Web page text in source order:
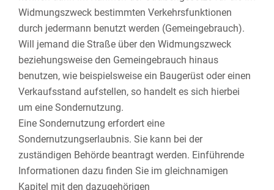
Widmungszweck bestimmten Verkehrsfunktionen
durch jedermann benutzt werden (Gemeingebrauch).
Will jemand die Straße über den Widmungszweck
beziehungsweise den Gemeingebrauch hinaus
benutzen, wie beispielsweise ein Baugerüst oder einen
Verkaufsstand aufstellen, so handelt es sich hierbei
um eine Sondernutzung.
Eine Sondernutzung erfordert eine
Sondernutzungserlaubnis. Sie kann bei der
zuständigen Behörde beantragt werden. Einführende
Informationen dazu finden Sie im gleichnamigen
Kapitel mit den dazugehörigen